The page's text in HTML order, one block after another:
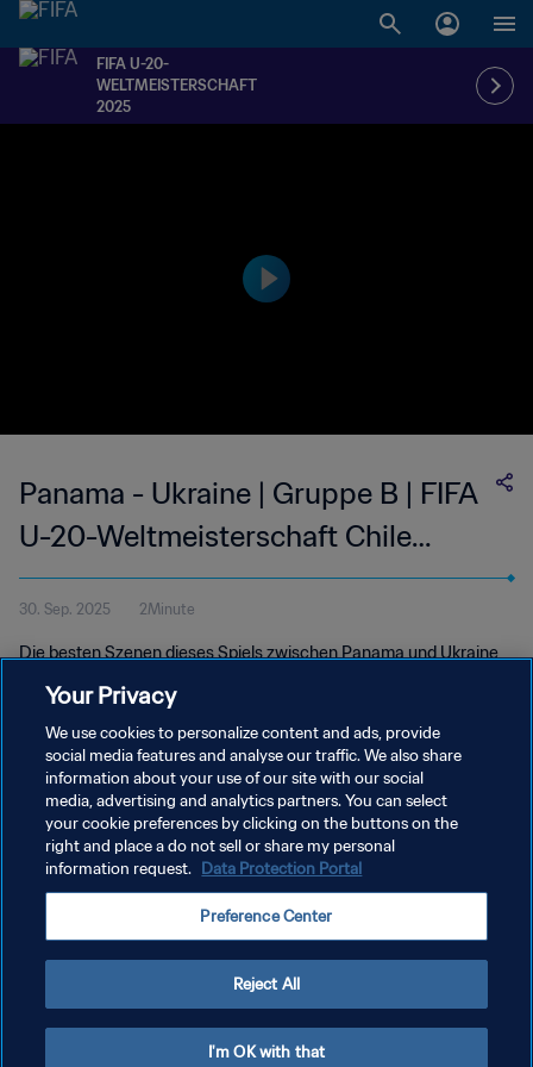
FIFA U-20-
WELTMEISTERSCHAFT
2025
Panama - Ukraine | Gruppe B | FIFA
U-20-Weltmeisterschaft Chile
2025™ | Highlights
30. Sep. 2025 2Minute
Die besten Szenen dieses Spiels zwischen Panama und Ukraine
um 17:00 Uhr (Ortszeit).
DATENSCHUTZ
NUTZUNGSBEDINGUNGEN
COOKIE-EINSTELLUNGEN VERWALTEN
Copyright © 1994 - 2026 FIFA. Alle Rechte vorbehalten.
Your Privacy
We use cookies to personalize content and ads, provide
social media features and analyse our traffic. We also share
information about your use of our site with our social
media, advertising and analytics partners. You can select
your cookie preferences by clicking on the buttons on the
right and place a do not sell or share my personal
information request. Data Protection Portal
Preference Center
Reject All
I'm OK with that